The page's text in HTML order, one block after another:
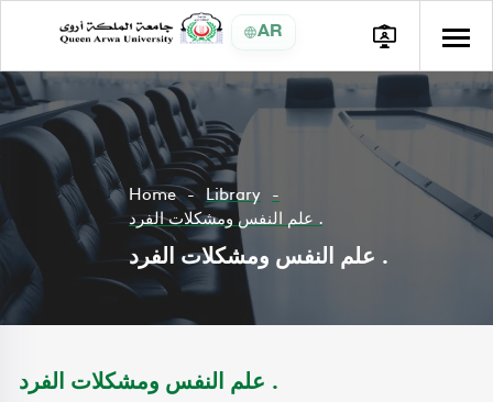
AR
Home
Library
علم النفس ومشكلات الفرد .
علم النفس ومشكلات الفرد .
علم النفس ومشكلات الفرد .